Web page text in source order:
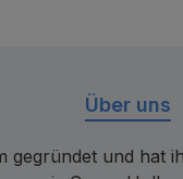
Über uns
und